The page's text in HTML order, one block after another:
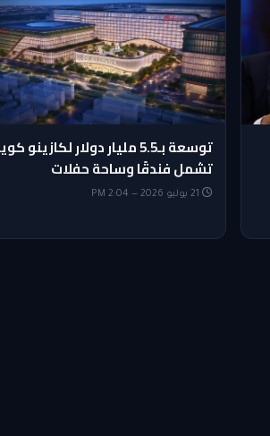
توسعة بـ5.5 مليار دولار لكازينو
تشمل فندقًا وساحة حفلات
21 يوليو 2026 — 2:04 PM